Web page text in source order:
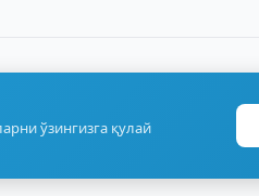
ўзингизга қулай